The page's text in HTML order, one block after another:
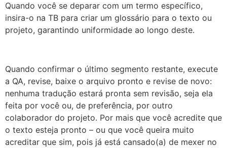
Quando você se deparar com um termo específico,
insira-o na TB para criar um glossário para o texto ou
projeto, garantindo uniformidade ao longo deste.
Quando confirmar o último segmento restante, execute
a QA, revise, baixe o arquivo pronto e revise de novo:
nenhuma tradução estará pronta sem revisão, seja ela
feita por você ou, de preferência, por outro
colaborador do projeto. Por mais que você acredite que
o texto esteja pronto – ou que você queira muito
acreditar que sim, pois já está cansado(a) de mexer no